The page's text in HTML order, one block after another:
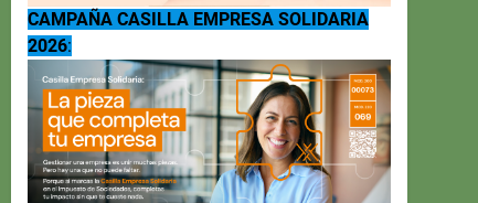
CAMPAÑA CASILLA EMPRESA SOLIDARIA
2026: